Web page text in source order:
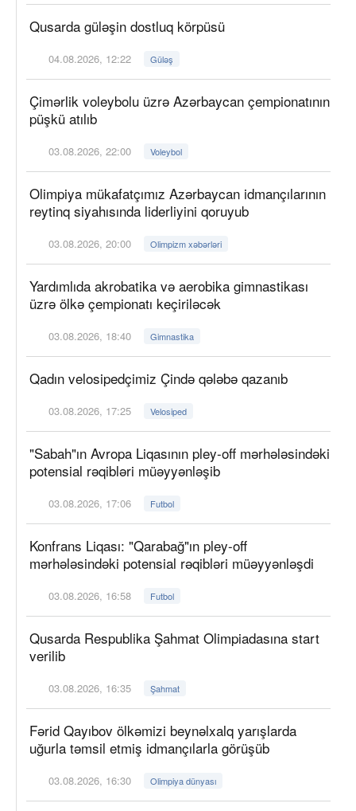
Qusarda güləşin dostluq körpüsü
04.08.2026, 12:22 Güləş
Çimərlik voleybolu üzrə Azərbaycan çempionatının
püşkü atılıb
03.08.2026, 22:00 Voleybol
Olimpiya mükafatçımız Azərbaycan idmançılarının
reytinq siyahısında liderliyini qoruyub
03.08.2026, 20:00 Olimpizm xəbərləri
Yardımlıda akrobatika və aerobika gimnastikası
üzrə ölkə çempionatı keçiriləcək
03.08.2026, 18:40 Gimnastika
Qadın velosipedçimiz Çində qələbə qazanıb
03.08.2026, 17:25 Velosiped
"Sabah"ın Avropa Liqasının pley-off mərhələsindəki
potensial rəqibləri müəyyənləşib
03.08.2026, 17:06 Futbol
Konfrans Liqası: "Qarabağ"ın pley-off
mərhələsindəki potensial rəqibləri müəyyənləşdi
03.08.2026, 16:58 Futbol
Qusarda Respublika Şahmat Olimpiadasına start
verilib
03.08.2026, 16:35 Şahmat
Fərid Qayıbov ölkəmizi beynəlxalq yarışlarda
uğurla təmsil etmiş idmançılarla görüşüb
03.08.2026, 16:30 Olimpiya dünyası